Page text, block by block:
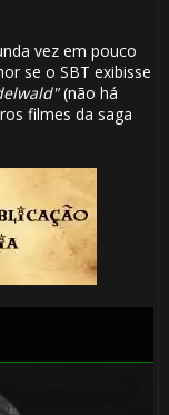
vez em pouco
se o SBT exibisse
(não há
filmes da saga